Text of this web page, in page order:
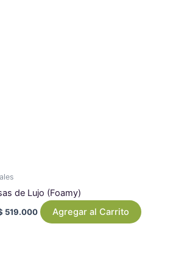
de Lujo (Foamy)
519.000 Agregar al Carrito